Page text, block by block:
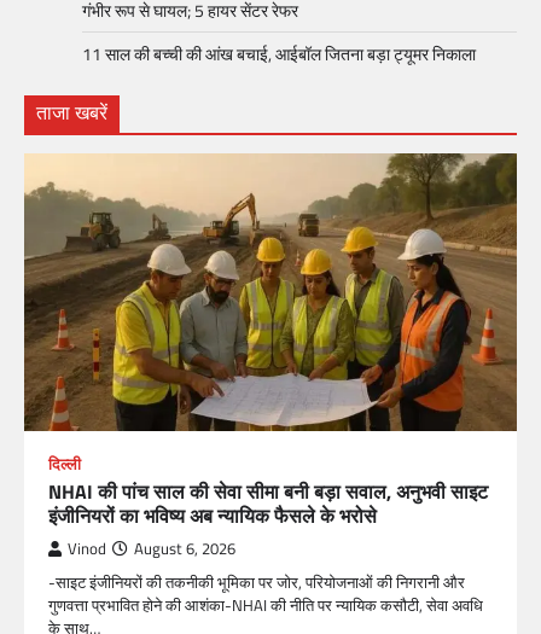
गंभीर रूप से घायल; 5 हायर सेंटर रेफर​
11 साल की बच्ची की आंख बचाई, आईबॉल जितना बड़ा ट्यूमर निकाला
ताजा खबरें
दिल्ली
NHAI की पांच साल की सेवा सीमा बनी बड़ा सवाल, अनुभवी साइट
इंजीनियरों का भविष्य अब न्यायिक फैसले के भरोसे
Vinod August 6, 2026
-साइट इंजीनियरों की तकनीकी भूमिका पर जोर, परियोजनाओं की निगरानी और
गुणवत्ता प्रभावित होने की आशंका-NHAI की नीति पर न्यायिक कसौटी, सेवा अवधि
के साथ…